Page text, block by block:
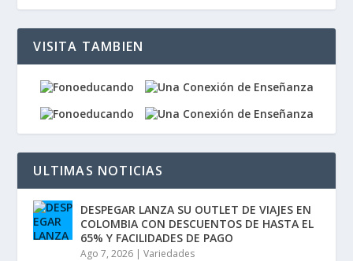
VISITA TAMBIEN
ULTIMAS NOTICIAS
DESPEGAR LANZA SU OUTLET DE VIAJES EN
COLOMBIA CON DESCUENTOS DE HASTA EL
65% Y FACILIDADES DE PAGO
Ago 7, 2026 |Variedades